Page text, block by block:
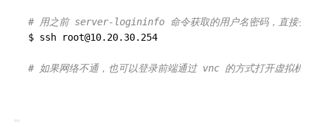
# 用之前 server-logininfo 命令获取的用户名密码，直接登
$ ssh root@10.20.30.254
# 如果网络不通，也可以登录前端通过 vnc 的方式打开虚拟机